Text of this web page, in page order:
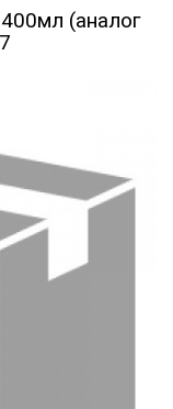
(аналог